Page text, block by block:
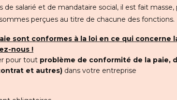
de salarié et de mandataire social, il est fait masse,
perçues au titre de chacune des fonctions.
sont conformes à la loi en ce qui concerne
nous !
pour tout problème de conformité de la paie,
et autres) dans votre entreprise